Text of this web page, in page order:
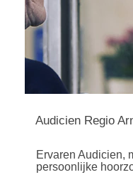
Audicien Regio
Ervaren Audicien,
persoonlijke